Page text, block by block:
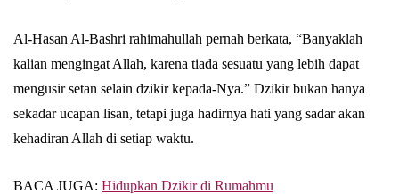
Al-Hasan Al-Bashri rahimahullah pernah berkata, “Banyaklah
kalian mengingat Allah, karena tiada sesuatu yang lebih dapat
mengusir setan selain dzikir kepada-Nya.” Dzikir bukan hanya
sekadar ucapan lisan, tetapi juga hadirnya hati yang sadar akan
kehadiran Allah di setiap waktu.
BACA JUGA: Hidupkan Dzikir di Rumahmu